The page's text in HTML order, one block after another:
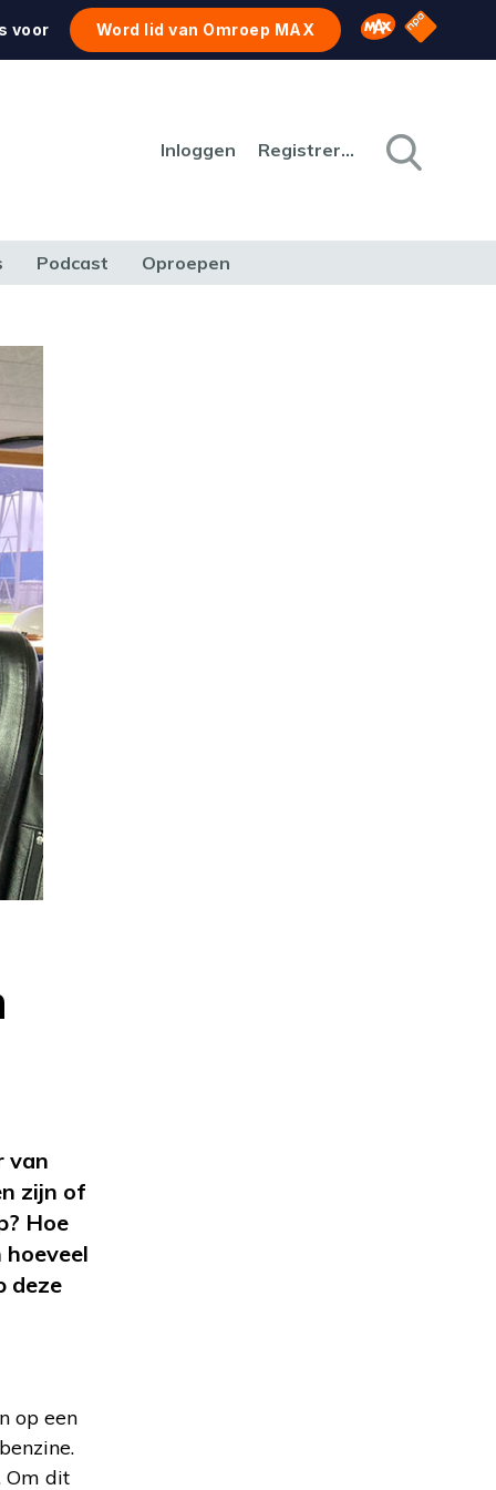
voor Word lid van Omroep MAX Omroep MAX
NPO
Inloggen Registreren
Podcast Oproepen
van
zijn of
Hoe
deze
op een
Om dit